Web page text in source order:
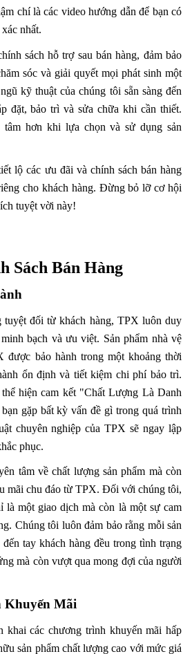
chí là các video hướng dẫn để bạn có
nhất.
sách hỗ trợ sau bán hàng, đảm bảo
sóc và giải quyết mọi phát sinh một
kỹ thuật của chúng tôi sẵn sàng đến
đặt, bảo trì và sửa chữa khi cần thiết.
hơn khi lựa chọn và sử dụng sản
lộ các ưu đãi và chính sách bán hàng
cho khách hàng. Đừng bỏ lỡ cơ hội
tuyệt vời này!
Sách Bán Hàng
tuyệt đối từ khách hàng, TPX luôn duy
bạch và ưu việt. Sản phẩm nhà vệ
được bảo hành trong một khoảng thời
ổn định và tiết kiệm chi phí bảo trì.
thể hiện cam kết "Chất Lượng Là Danh
gặp bất kỳ vấn đề gì trong quá trình
chuyên nghiệp của TPX sẽ ngay lập
phục.
tâm về chất lượng sản phẩm mà còn
mãi chu đáo từ TPX. Đối với chúng tôi,
là một giao dịch mà còn là một sự cam
Chúng tôi luôn đảm bảo rằng mỗi sản
tay khách hàng đều trong tình trạng
mà còn vượt qua mong đợi của người
Khuyến Mãi
khai các chương trình khuyến mãi hấp
sản phẩm chất lượng cao với mức giá